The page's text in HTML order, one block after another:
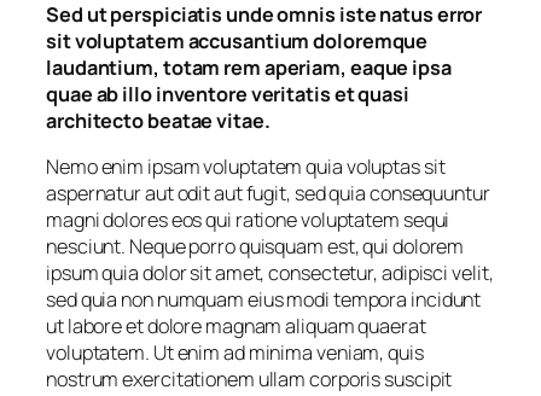
Sed ut perspiciatis unde omnis iste natus error
sit voluptatem accusantium doloremque
laudantium, totam rem aperiam, eaque ipsa
quae ab illo inventore veritatis et quasi
architecto beatae vitae.
Nemo enim ipsam voluptatem quia voluptas sit
aspernatur aut odit aut fugit, sed quia consequuntur
magni dolores eos qui ratione voluptatem sequi
nesciunt. Neque porro quisquam est, qui dolorem
ipsum quia dolor sit amet, consectetur, adipisci velit,
sed quia non numquam eius modi tempora incidunt
ut labore et dolore magnam aliquam quaerat
voluptatem. Ut enim ad minima veniam, quis
nostrum exercitationem ullam corporis suscipit